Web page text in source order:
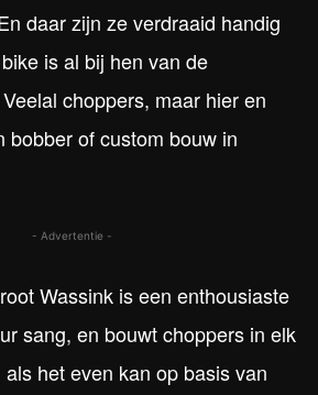
daar zijn ze verdraaid handig
is al bij hen van de
choppers, maar hier en
bobber of custom bouw in
- Advertentie -
Wassink is een enthousiaste
sang, en bouwt choppers in elk
het even kan op basis van